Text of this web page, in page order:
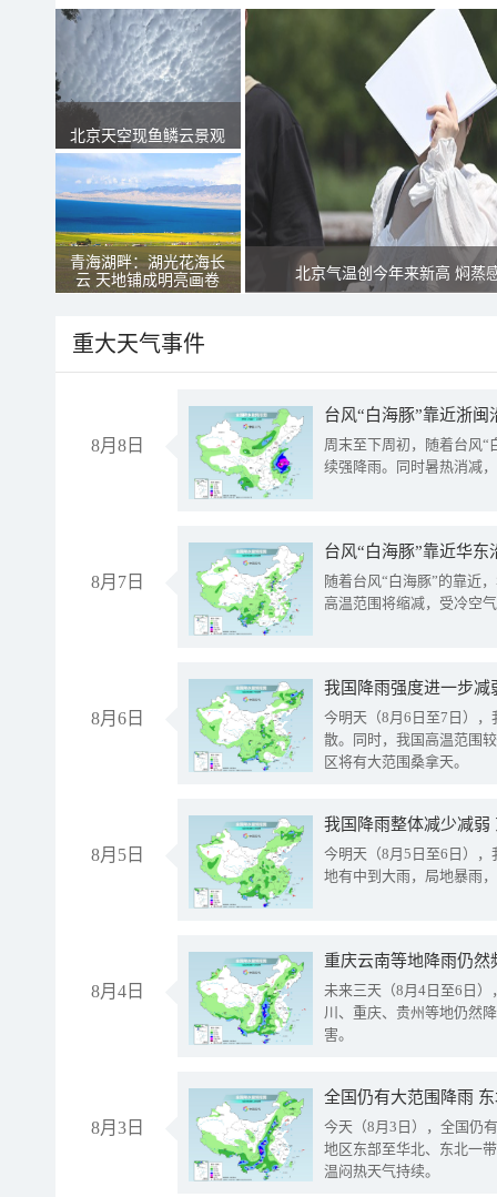
北京天空现鱼鳞云景观
青海湖畔：湖光花海长
云 天地铺成明亮画卷
北京气温创今年来新高 焖蒸
重大天气事件
8月8日
台风“白海豚”靠近浙
周末至下周初，随着台风“
续强降雨。同时暑热消减
8月7日
台风“白海豚”靠近华
随着台风“白海豚”的靠近
高温范围将缩减，受冷空
8月6日
今明天（8月6日至7日）
散。同时，我国高温范围
区将有大范围桑拿天。
8月5日
我国降雨整体减少减弱
今明天（8月5日至6日）
地有中到大雨，局地暴雨
8月4日
重庆云南等地降雨仍然
未来三天（8月4日至6日
川、重庆、贵州等地仍然
害。
8月3日
全国仍有大范围降雨
今天（8月3日），全国仍
地区东部至华北、东北一
温闷热天气持续。